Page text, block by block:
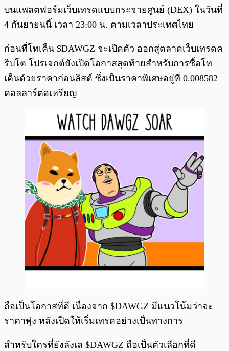
บนแพลตฟอร์มเว็บเทรดแบบกระจายศูนย์ (DEX) ในวันที่
4 กันยายนนี้ เวลา 23:00 น. ตามเวลาประเทศไทย
ก่อนที่โทเค็น $DAWGZ จะเปิดตัว ออกสู่ตลาดเว็บเทรดค
ริปโต โปรเจกต์ยังเปิดโอกาสสุดท้ายสำหรับการซื้อโท
เค็นด้วยราคาก่อนลิสต์ ซึ่งเป็นราคาพิเศษอยู่ที่ 0.008582
ดอลลาร์ต่อเหรียญ
ถือเป็นโอกาสที่ดี เนื่องจาก $DAWGZ มีแนวโน้มว่าจะ
ราคาพุ่ง หลังเปิดให้เริ่มเทรดอย่างเป็นทางการ
สำหรับใครที่ยังลังเล $DAWGZ ถือเป็นตัวเลือกที่ดี